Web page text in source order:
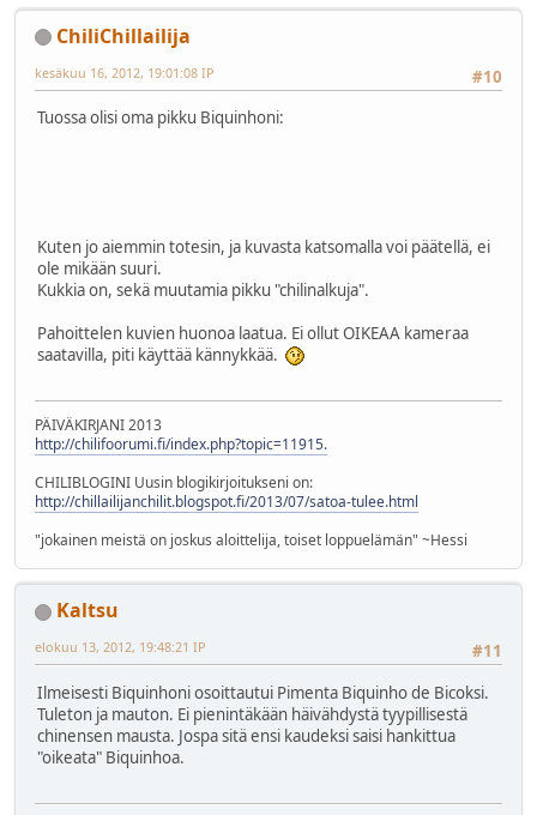
ChiliChillailija
#10
kesäkuu 16, 2012, 19:01:08 IP
Tuossa olisi oma pikku Biquinhoni:
Kuten jo aiemmin totesin, ja kuvasta katsomalla voi päätellä, ei
ole mikään suuri.
Kukkia on, sekä muutamia pikku "chilinalkuja".
Pahoittelen kuvien huonoa laatua. Ei ollut OIKEAA kameraa
saatavilla, piti käyttää kännykkää.
PÄIVÄKIRJANI 2013
http://chilifoorumi.fi/index.php?topic=11915.
CHILIBLOGINI Uusin blogikirjoitukseni on:
http://chillailijanchilit.blogspot.fi/2013/07/satoa-tulee.html
"jokainen meistä on joskus aloittelija, toiset loppuelämän" ~Hessi
Kaltsu
#11
elokuu 13, 2012, 19:48:21 IP
Ilmeisesti Biquinhoni osoittautui Pimenta Biquinho de Bicoksi.
Tuleton ja mauton. Ei pienintäkään häivähdystä tyypillisestä
chinensen mausta. Jospa sitä ensi kaudeksi saisi hankittua
"oikeata" Biquinhoa.